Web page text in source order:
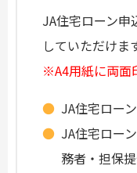
JA住宅ローン申
していただけま
※A4用紙に両面
JA住宅ロー
JA住宅ロー
務者・担保提